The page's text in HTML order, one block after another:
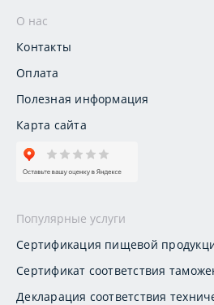
О нас
Контакты
Оплата
Полезная информация
Карта сайта
Популярные услуги
Сертификация пищевой
Сертификат соответствия
Декларация соответствия